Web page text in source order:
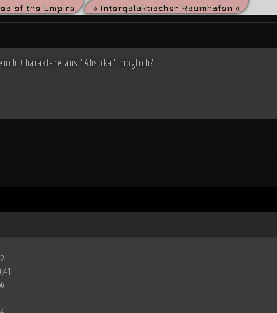
Galaxis nach der Schlacht von Endor noch den Frieden herbeisehnten,
Galaxis wird erst noch fallen und niemand vermag auch nur zu erahnen, wie
of the Empire » Intergalaktischer Raumhafen «
Charaktere aus "Ahsoka" möglich?